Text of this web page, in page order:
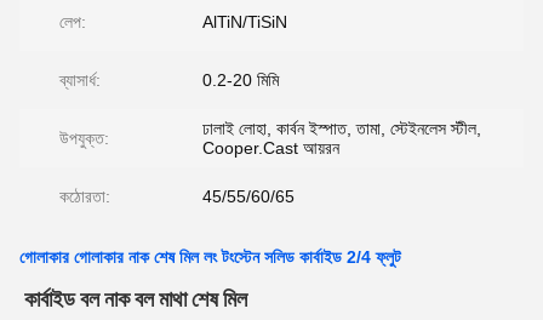
লেপ: AlTiN/TiSiN
ব্যাসার্ধ: 0.2-20 মিমি
উপযুক্ত:
ঢালাই লোহা, কার্বন ইস্পাত, তামা, স্টেইনলেস স্টীল,
Cooper.Cast আয়রন
কঠোরতা: 45/55/60/65
গোলাকার গোলাকার নাক শেষ মিল লং টংস্টেন সলিড কার্বাইড 2/4 ফ্লুট
কার্বাইড বল নাক বল মাথা শেষ মিল